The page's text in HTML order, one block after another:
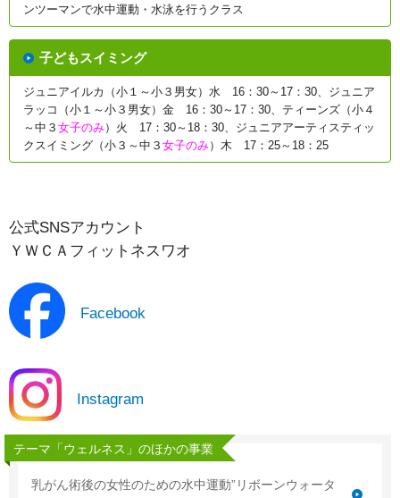
ンツーマンで水中運動・水泳を行うクラス
子どもスイミング
ジュニアイルカ（小１～小３男女）水 16：30～17：30、ジュニア
ラッコ（小１～小３男女）金 16：30～17：30、ティーンズ（小４
～中３ 女子のみ）火 17：30～18：30、ジュニアアーティスティッ
クスイミング（小３～中３ 女子のみ）木 17：25～18：25
公式SNSアカウント
ＹＷＣＡフィットネスワオ
Facebook
Instagram
テーマ「ウェルネス」のほかの事業
乳がん術後の女性のための水中運動”リボーンウォータ